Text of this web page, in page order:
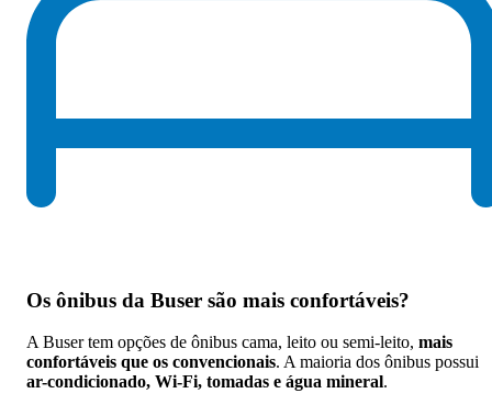
Os ônibus da Buser são mais confortáveis?
A Buser tem opções de ônibus cama, leito ou semi-leito, mais
confortáveis que os convencionais. A maioria dos ônibus possui
ar-condicionado, Wi-Fi, tomadas e água mineral.